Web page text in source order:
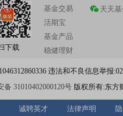
下载
基金交易
活期宝
基金产品
稳健理财
天天
违法和不良信息举报
备 31010402000120号版权所有:东方
诚聘英才 法律声明